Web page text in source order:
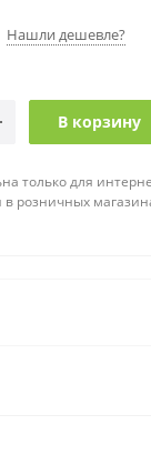
Нашли дешевле?
В корзину
только для
в розничных